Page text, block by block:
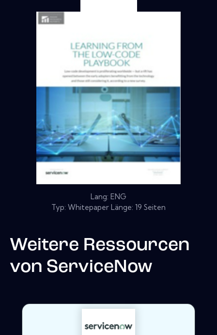
Lang: ENG
Typ: Whitepaper Länge: 19 Seiten
Weitere Ressourcen
von ServiceNow